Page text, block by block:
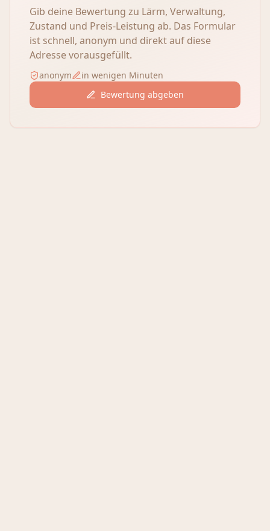
Gib deine Bewertung zu Lärm, Verwaltung,
Zustand und Preis-Leistung ab. Das Formular
ist schnell, anonym und direkt auf diese
Adresse vorausgefüllt.
anonym
in wenigen Minuten
Bewertung abgeben